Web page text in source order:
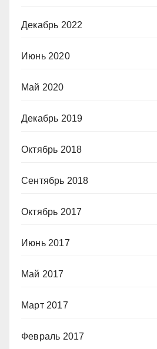
Декабрь 2022
Июнь 2020
Май 2020
Декабрь 2019
Октябрь 2018
Сентябрь 2018
Октябрь 2017
Июнь 2017
Май 2017
Март 2017
Февраль 2017